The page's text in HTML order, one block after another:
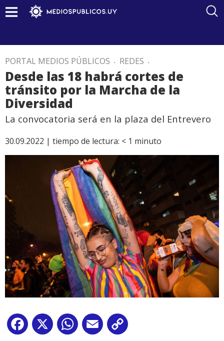
PORTAL MEDIOS PÚBLICOS . REDES .
Desde las 18 habrá cortes de
tránsito por la Marcha de la
Diversidad
La convocatoria será en la plaza del Entrevero
30.09.2022 | tiempo de lectura: < 1 minuto
Facebook
X WhatsApp
Email